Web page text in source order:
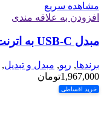
مشاهده سریع
افزودن به علاقه مندی
مبدل USB-C به اترنت (RJ45) رپو مدل XD20
برندها, رپو, مبدل و تبدیل,
1,967,000تومان
خرید اقساطی